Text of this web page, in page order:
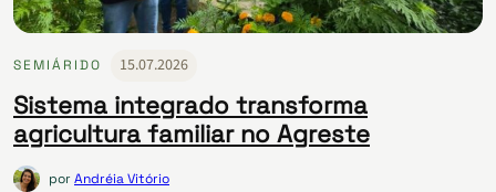
SEMIÁRIDO 15.07.2026
Sistema integrado transforma
agricultura familiar no Agreste
porAndréia Vitório